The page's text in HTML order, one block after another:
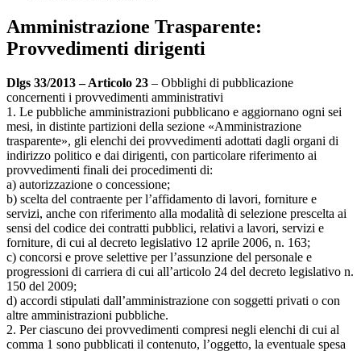
Amministrazione Trasparente:
Provvedimenti dirigenti
Dlgs 33/2013 – Articolo 23 – Obblighi di pubblicazione
concernenti i provvedimenti amministrativi
1. Le pubbliche amministrazioni pubblicano e aggiornano ogni sei
mesi, in distinte partizioni della sezione «Amministrazione
trasparente», gli elenchi dei provvedimenti adottati dagli organi di
indirizzo politico e dai dirigenti, con particolare riferimento ai
provvedimenti finali dei procedimenti di:
a) autorizzazione o concessione;
b) scelta del contraente per l’affidamento di lavori, forniture e
servizi, anche con riferimento alla modalità di selezione prescelta ai
sensi del codice dei contratti pubblici, relativi a lavori, servizi e
forniture, di cui al decreto legislativo 12 aprile 2006, n. 163;
c) concorsi e prove selettive per l’assunzione del personale e
progressioni di carriera di cui all’articolo 24 del decreto legislativo n.
150 del 2009;
d) accordi stipulati dall’amministrazione con soggetti privati o con
altre amministrazioni pubbliche.
2. Per ciascuno dei provvedimenti compresi negli elenchi di cui al
comma 1 sono pubblicati il contenuto, l’oggetto, la eventuale spesa